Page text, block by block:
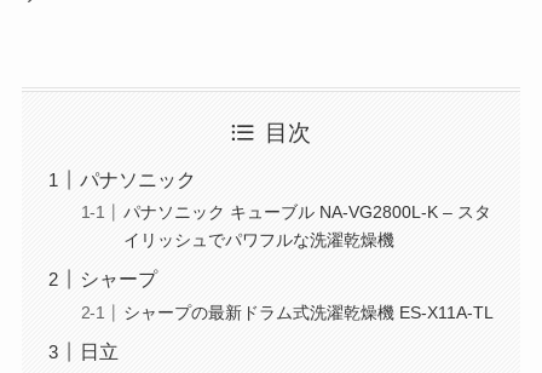
目次
パナソニック
パナソニック キューブル NA-VG2800L-K – スタ
イリッシュでパワフルな洗濯乾燥機
シャープ
シャープの最新ドラム式洗濯乾燥機 ES-X11A-TL
日立